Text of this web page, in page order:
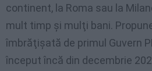
continent, la Roma sau la
mult timp şi mulţi bani.
îmbrăţişată de primul Guvern
început încă din decembrie